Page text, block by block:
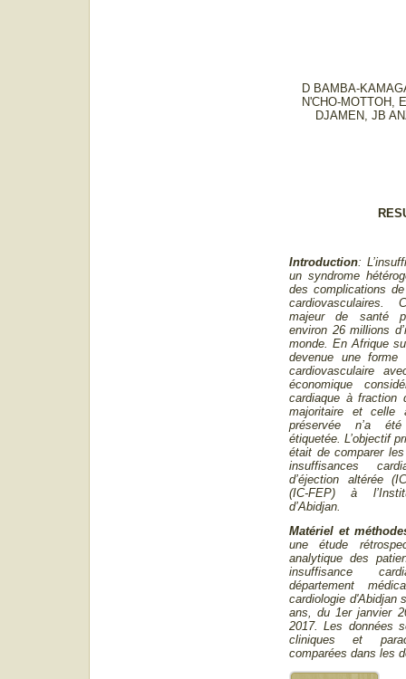
D BAMBA-
N'CHO-MOTTOH,
DJAMEN, JB
Introduction:
un syndrome
des complications
cardiovasculaires.
majeur de santé
environ 26 millions
monde. En Afrique
devenue une forme
cardiovasculaire
économique
cardiaque à fraction
majoritaire et celle
préservée n’a
étiquetée. L’objectif
était de comparer
insuffisances
d’éjection altérée
(IC-FEP) à
d’Abidjan.
Matériel et
une étude
analytique des
insuffisance
département
cardiologie d'Abidjan
ans, du 1er janvier
2017. Les données
cliniques et
comparées dans les